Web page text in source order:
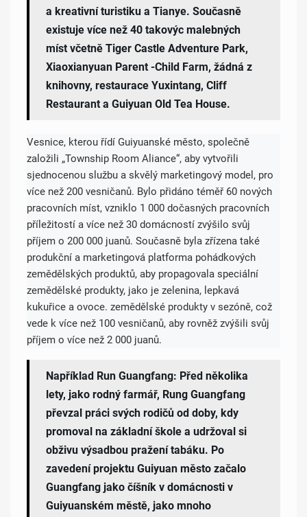
a kreativní turistiku a Tianye. Současně
existuje více než 40 takovýc malebných
míst včetně Tiger Castle Adventure Park,
Xiaoxianyuan Parent -Child Farm, žádná z
knihovny, restaurace Yuxintang, Cliff
Restaurant a Guiyuan Old Tea House.
Vesnice, kterou řídí Guiyuanské město, společně
založili „Township Room Aliance“, aby vytvořili
sjednocenou službu a skvělý marketingový model, pro
více než 200 vesničanů. Bylo přidáno téměř 60 nových
pracovních míst, vzniklo 1 000 dočasných pracovních
příležitostí a více než 30 domácností zvýšilo svůj
příjem o 200 000 juanů. Současně byla zřízena také
produkční a marketingová platforma pohádkových
zemědělských produktů, aby propagovala speciální
zemědělské produkty, jako je zelenina, lepkavá
kukuřice a ovoce. zemědělské produkty v sezóně, což
vede k více než 100 vesničanů, aby rovněž zvýšili svůj
příjem o více než 2 000 juanů.
Například Run Guangfang: Před několika
lety, jako rodný farmář, Rung Guangfang
převzal práci svých rodičů od doby, kdy
promoval na základní škole a udržoval si
obživu výsadbou pražení tabáku. Po
zavedení projektu Guiyuan město začalo
Guangfang jako číšník v domácnosti v
Guiyuanském městě, jako mnoho